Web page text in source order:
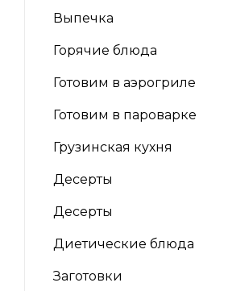
Выпечка
Горячие блюда
Готовим в аэрогриле
Готовим в пароварке
Грузинская кухня
Десерты
Десерты
Диетические блюда
Заготовки